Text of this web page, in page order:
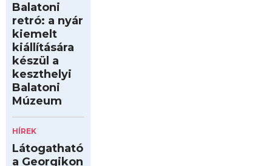
Balatoni
retró: a nyár
kiemelt
kiállítására
készül a
keszthelyi
Balatoni
Múzeum
HÍREK
Látogatható
a Georgikon